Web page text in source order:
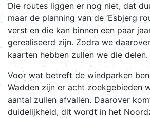
Die routes liggen er nog niet, dat
maar de planning van de ‘Esbjerg
verst en die kan binnen een paar
gerealiseerd zijn. Zodra we
kaarten hebben zullen we die delen.
Voor wat betreft de windparken
Wadden zijn er acht zoekgebieden
aantal zullen afvallen. Daarover
duidelijkheid, dit wordt in het